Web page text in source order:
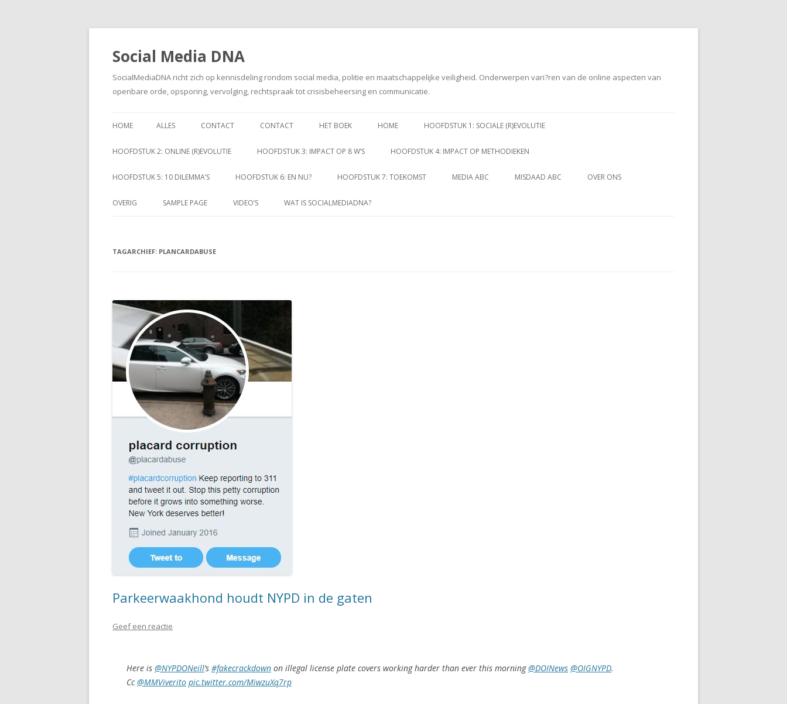
Social Media DNA
SocialMediaDNA richt zich op kennisdeling rondom social media, politie en maatschappelijke veiligheid. Onderwerpen vari?ren van de online aspecten van
openbare orde, opsporing, vervolging, rechtspraak tot crisisbeheersing en communicatie.
naar
HOME ALLES CONTACT CONTACT HET BOEK HOME HOOFDSTUK 1: SOCIALE (R)EVOLUTIE
HOOFDSTUK 2: ONLINE (R)EVOLUTIE HOOFDSTUK 3: IMPACT OP 8 W’S HOOFDSTUK 4: IMPACT OP METHODIEKEN
HOOFDSTUK 5: 10 DILEMMA’S HOOFDSTUK 6: EN NU? HOOFDSTUK 7: TOEKOMST MEDIA ABC MISDAAD ABC OVER ONS
OVERIG SAMPLE PAGE VIDEO’S WAT IS SOCIALMEDIADNA?
TAGARCHIEF: PLANCARDABUSE
Parkeerwaakhond houdt NYPD in de gaten
Geef een reactie
Here is @NYPDONeill’s #fakecrackdown on illegal license plate covers working harder than ever this morning@DOINews @OIGNYPD.
Cc@MMViverito pic.twitter.com/MiwzuXq7rp